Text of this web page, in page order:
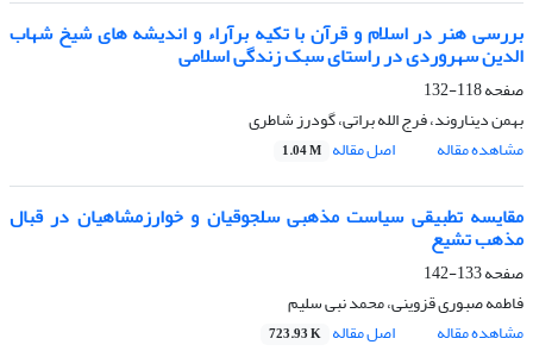
بررسی هنر در اسلام و قرآن با تکیه برآراء و اندیشه های شیخ شهاب
الدین سهروردی در راستای سبک زندگی اسلامی
صفحه118-132
بهمن دیناروند، فرج الله براتی، گودرز شاطری
مشاهده مقاله
اصل مقاله 1.04 M
مقایسه تطبیقی سیاست مذهبی سلجوقیان و خوارزمشاهیان در قبال
مذهب تشیع
صفحه133-142
فاطمه صبوری قزوینی، محمد نبی سلیم
مشاهده مقاله
اصل مقاله 723.93 K